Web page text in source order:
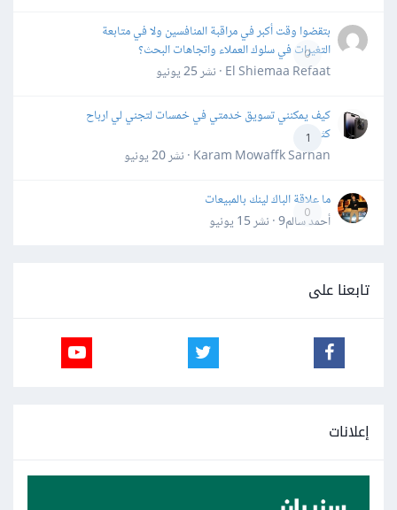
0
بتقضوا وقت أكبر في مراقبة المنافسين ولا في متابعة
التغيرات في سلوك العملاء واتجاهات البحث؟
El Shiemaa Refaat · نشر
25 يونيو
1
كيف يمكنني تسويق خدمتي في خمسات لتجني لي ارباح
كثيرة
Karam Mowaffk Sarhan · نشر
20 يونيو
0
ما علاقة الباك لينك بالمبيعات
أحمد سالم9 · نشر
15 يونيو
تابعنا على
إعلانات